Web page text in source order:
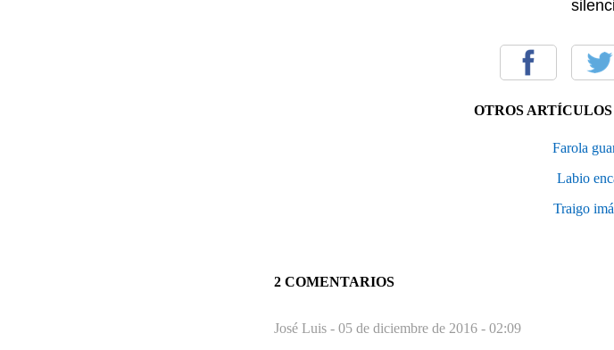
OTROS
Farola
Labio
Traigo
2 COMENTARIOS
José Luis - 05 de diciembre de 2016 - 02:09